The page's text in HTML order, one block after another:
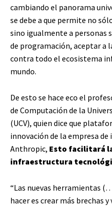
cambiando el panorama
se debe a que permite no
sino igualmente a personas
de programación, aceptar a
contra todo el ecosistema
mundo.
De esto se hace eco el
de Computación de la
(UCV), quien dice que
innovación de la empresa
Anthropic, Esto facilitará
infraestructura
“Las nuevas herramientas
hacer es crear más brechas